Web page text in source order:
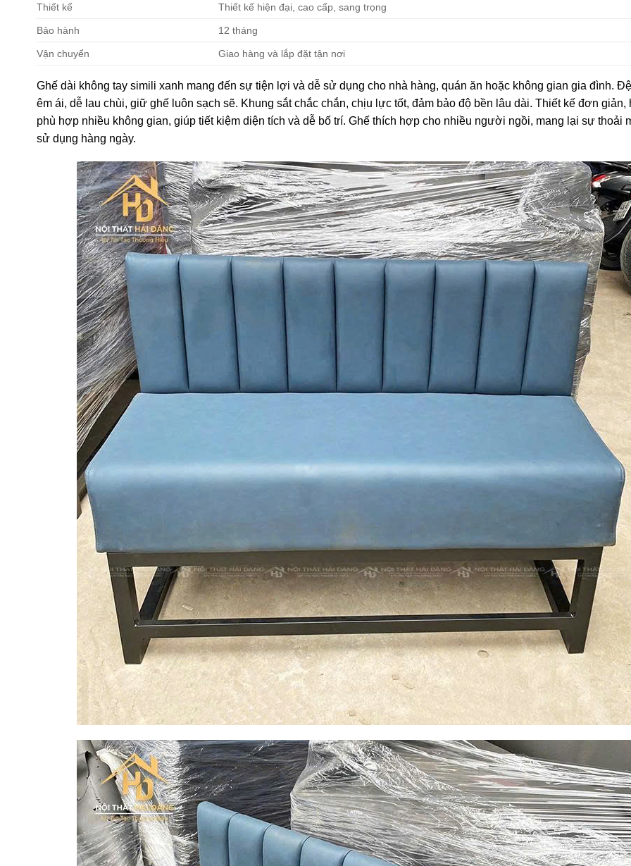
Thiết kế Thiết kế hiện đại, cao cấp, sang trọng
Bảo hành 12 tháng
Vận chuyển Giao hàng và lắp đặt tận nơi
Ghế dài không tay simili xanh mang đến sự tiện lợi và dễ sử dụng cho nhà hàng, quán ăn hoặc không gian gia đình.
êm ái, dễ lau chùi, giữ ghế luôn sạch sẽ. Khung sắt chắc chắn, chịu lực tốt, đảm bảo độ bền lâu dài. Thiết kế đơn giản,
phù hợp nhiều không gian, giúp tiết kiệm diện tích và dễ bố trí. Ghế thích hợp cho nhiều người ngồi, mang lại sự thoải
sử dụng hàng ngày.